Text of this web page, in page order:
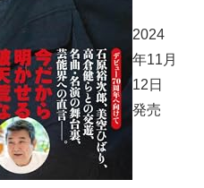
2024
年11月
12日
発売